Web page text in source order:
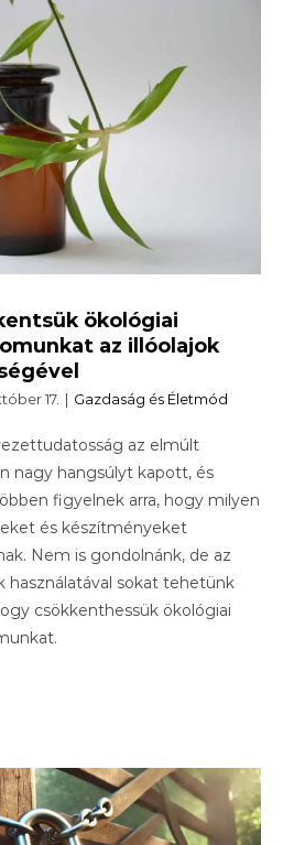
ökológiai
az illóolajok
17. | Gazdaság és Életmód
az elmúlt
nagy hangsúlyt kapott, és
figyelnek arra, hogy milyen
és készítményeket
Nem is gondolnánk, de az
használatával sokat tehetünk
csökkenthessük ökológiai